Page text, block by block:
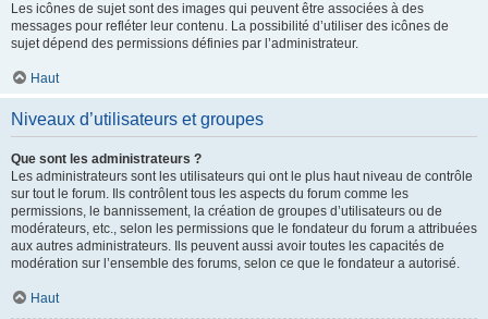
Les icônes de sujet sont des images qui peuvent être associées à des
messages pour refléter leur contenu. La possibilité d’utiliser des icônes de
sujet dépend des permissions définies par l’administrateur.
Haut
Niveaux d’utilisateurs et groupes
Que sont les administrateurs ?
Les administrateurs sont les utilisateurs qui ont le plus haut niveau de contrôle
sur tout le forum. Ils contrôlent tous les aspects du forum comme les
permissions, le bannissement, la création de groupes d’utilisateurs ou de
modérateurs, etc., selon les permissions que le fondateur du forum a attribuées
aux autres administrateurs. Ils peuvent aussi avoir toutes les capacités de
modération sur l’ensemble des forums, selon ce que le fondateur a autorisé.
Haut